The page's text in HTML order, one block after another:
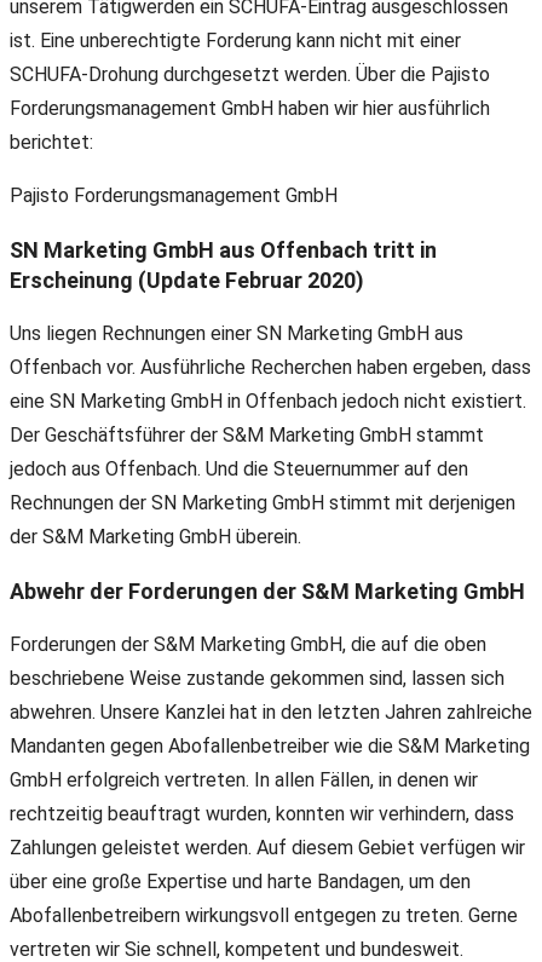
unserem Tätigwerden ein SCHUFA-Eintrag ausgeschlossen
ist. Eine unberechtigte Forderung kann nicht mit einer
SCHUFA-Drohung durchgesetzt werden. Über die Pajisto
Forderungsmanagement GmbH haben wir hier ausführlich
berichtet:
Pajisto Forderungsmanagement GmbH
SN Marketing GmbH aus Offenbach tritt in
Erscheinung (Update Februar 2020)
Uns liegen Rechnungen einer SN Marketing GmbH aus
Offenbach vor. Ausführliche Recherchen haben ergeben, dass
eine SN Marketing GmbH in Offenbach jedoch nicht existiert.
Der Geschäftsführer der S&M Marketing GmbH stammt
jedoch aus Offenbach. Und die Steuernummer auf den
Rechnungen der SN Marketing GmbH stimmt mit derjenigen
der S&M Marketing GmbH überein.
Abwehr der Forderungen der S&M Marketing GmbH
Forderungen der S&M Marketing GmbH, die auf die oben
beschriebene Weise zustande gekommen sind, lassen sich
abwehren. Unsere Kanzlei hat in den letzten Jahren zahlreiche
Mandanten gegen Abofallenbetreiber wie die S&M Marketing
GmbH erfolgreich vertreten. In allen Fällen, in denen wir
rechtzeitig beauftragt wurden, konnten wir verhindern, dass
Zahlungen geleistet werden. Auf diesem Gebiet verfügen wir
über eine große Expertise und harte Bandagen, um den
Abofallenbetreibern wirkungsvoll entgegen zu treten. Gerne
vertreten wir Sie schnell, kompetent und bundesweit.